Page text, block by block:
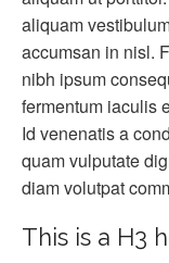
aliquam
accumsan in nisl.
nibh ipsum
fermentum iaculis
Id venenatis a
quam vulputate
diam volutpat
This is a H3